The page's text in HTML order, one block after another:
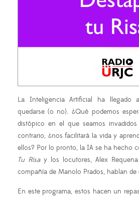
La Inteligencia Artificial ha llegado
quedarse (o no). ¿Qué podemos
distópico en el que seamos
contrario, ¿nos facilitará la vida y
ellos? Por lo pronto, la IA se ha hecho
Tu Risay los locutores, Alex
compañía de Manolo Prados, hablan de
En este programa, estos hacen un